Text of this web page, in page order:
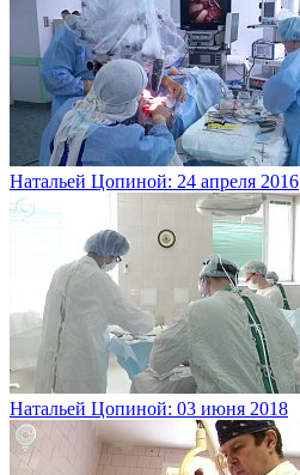
Натальей Цопиной: 24 апреля 2016
Натальей Цопиной: 03 июня 2018